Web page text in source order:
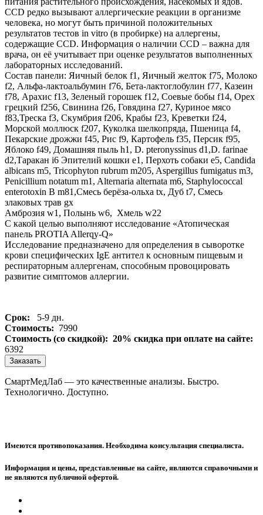
ССD редко вызывают аллергические реакции в организме
человека, но могут быть причиной положительных
результатов тестов in vitro (в пробирке) на аллергены,
содержащие CCD. Информация о наличии CCD – важна для
врача, он её учитывает при оценке результатов выполненных
лабораторных исследований.
Состав панели: Яичный белок f1, Яичный желток f75, Молоко
f2, Альфа-лактоальбумин f76, Бета-лактоглобулин f77, Казеин
f78, Арахис f13, Зеленый горошек f12, Соевые бобы f14, Орех
грецкий f256, Свинина f26, Говядина f27, Куриное мясо
f83,Треска f3, Скумбрия f206, Крабы f23, Креветки f24,
Морской моллюск f207, Куколка шелкопряда, Пшеница f4,
Пекарские дрожжи f45, Рис f9, Картофель f35, Персик f95,
Яблоко f49, Домашняя пыль h1, D. pteronyssinus d1,D. farinae
d2,Таракан i6 Эпителий кошки e1, Перхоть собаки e5, Candida
albicans m5, Tricophyton rubrum m205, Aspergillus fumigatus m3,
Penicillium notatum m1, Alternaria alternata m6, Staphylococcal
enterotoxin B m81,Смесь берёза-ольха tx, Дуб t7, Смесь
злаковых трав gx
Амброзия w1, Полынь w6, Хмель w22
С какой целью выполняют исследование «Атопическая
панель PROTIA Allerqy-Q»
Исследование предназначено для определения в сыворотке
крови специфических IgE антител к основным пищевым и
респираторным аллергенам, способным провоцировать
развитие симптомов аллергии.
Срок:
5-9 дн.
Стоимость: 7990
Стоимость (со скидкой): 20% скидка при оплате на сайте:
6392
Заказать
СмартМедЛаб — это качественные анализы. Быстро.
Технологично. Доступно.
Имеются противопоказания. Необходима консультация специалиста.
Информация и цены, представленные на сайте, являются справочными и
не являются публичной офертой.